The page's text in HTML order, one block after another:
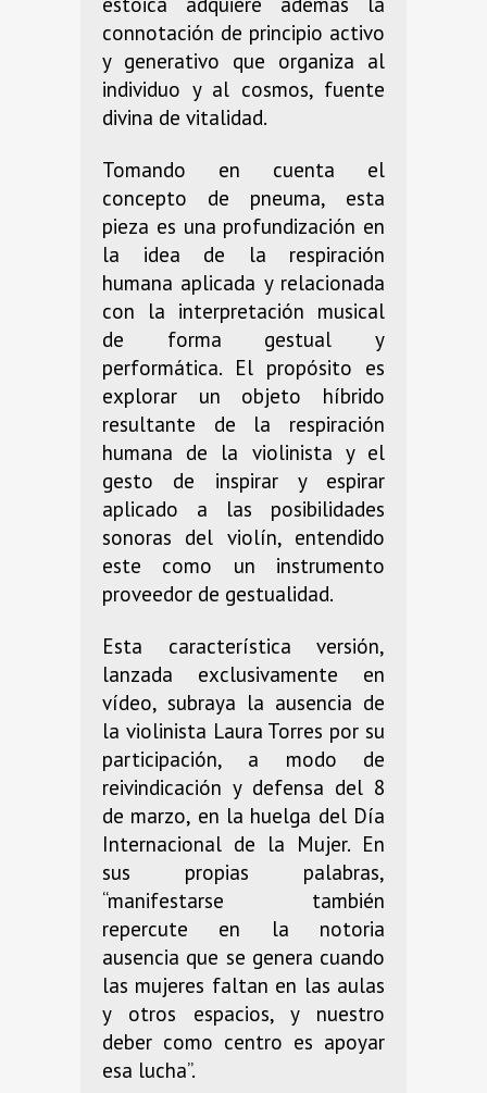
connotación de principio activo
y generativo que organiza al
individuo y al cosmos, fuente
divina de vitalidad.
Tomando en cuenta el
concepto de pneuma, esta
pieza es una profundización en
la idea de la respiración
humana aplicada y relacionada
con la interpretación musical
de forma gestual y
performática. El propósito es
explorar un objeto híbrido
resultante de la respiración
humana de la violinista y el
gesto de inspirar y espirar
aplicado a las posibilidades
sonoras del violín, entendido
este como un instrumento
proveedor de gestualidad.
Esta característica versión,
lanzada exclusivamente en
vídeo, subraya la ausencia de
la violinista Laura Torres por su
participación, a modo de
reivindicación y defensa del 8
de marzo, en la huelga del Día
Internacional de la Mujer. En
sus propias palabras,
“manifestarse también
repercute en la notoria
ausencia que se genera cuando
las mujeres faltan en las aulas
y otros espacios, y nuestro
deber como centro es apoyar
esa lucha”.